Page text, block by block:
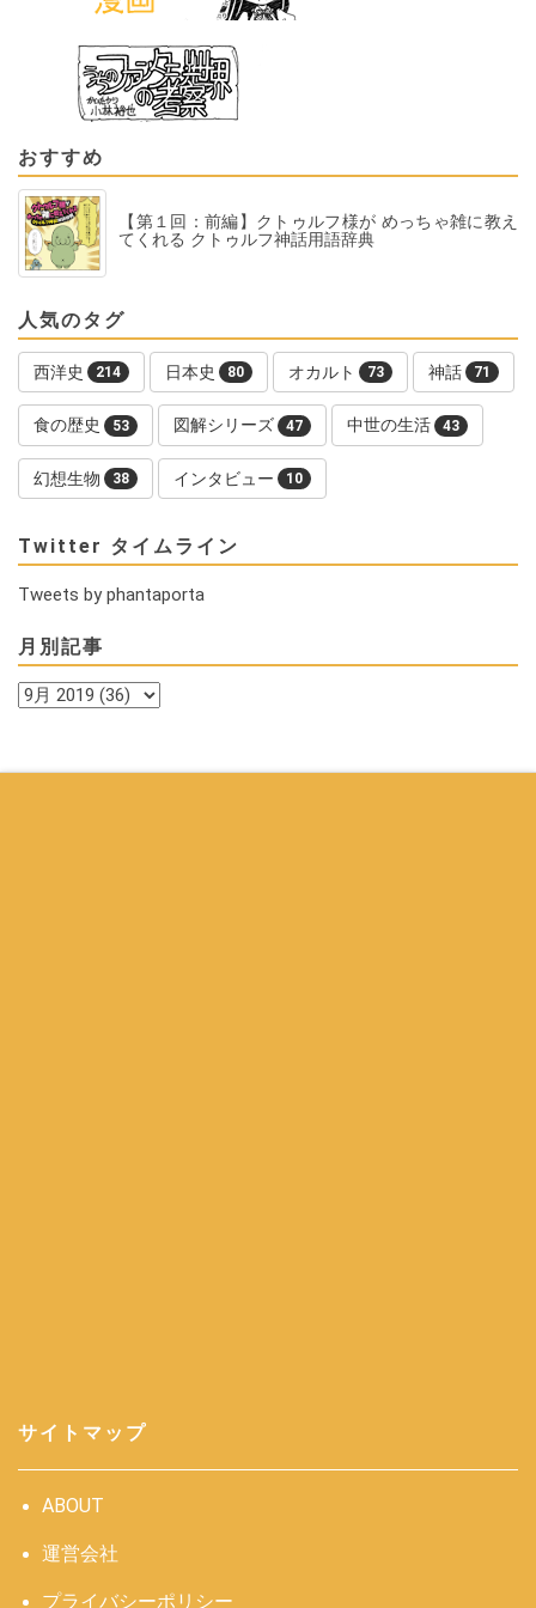
おすすめ
【第１回：前編】クトゥルフ様が めっちゃ雑に教え
てくれる クトゥルフ神話用語辞典
人気のタグ
西洋史 214 日本史 80 オカルト 73 神話 71
食の歴史 53 図解シリーズ 47 中世の生活 43
幻想生物 38 インタビュー 10
Twitter タイムライン
Tweets by phantaporta
月別記事
サイトマップ
ABOUT
運営会社
プライバシーポリシー